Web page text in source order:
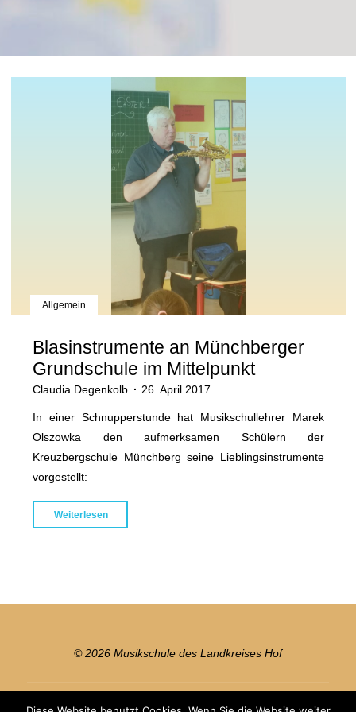
Allgemein
Blasinstrumente an Münchberger
Grundschule im Mittelpunkt
Claudia Degenkolb 26. April 2017
In einer Schnupperstunde hat Musikschullehrer Marek
Olszowka den aufmerksamen Schülern der
Kreuzbergschule Münchberg seine Lieblingsinstrumente
vorgestellt:
Weiterlesen
© 2026 Musikschule des Landkreises Hof